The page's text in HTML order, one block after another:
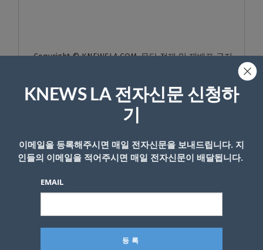
- Copyright © KNEWSLA.COM, 무단 전재 및 재배포 금지
답글 남기기
*
KNEWS LA 전자신문 신청하
기
이메일을 등록해주시면 매일 전자신문을 보내드립니다. 지
인들의 이메일을 적어주시면 매일 전자신문이 배달됩니다.
EMAIL